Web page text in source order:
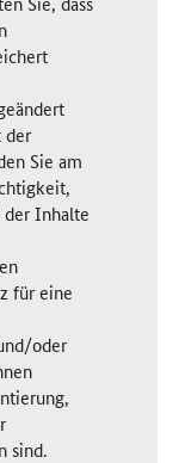
der
Sie am
Inhalte
für eine
oder
sind.